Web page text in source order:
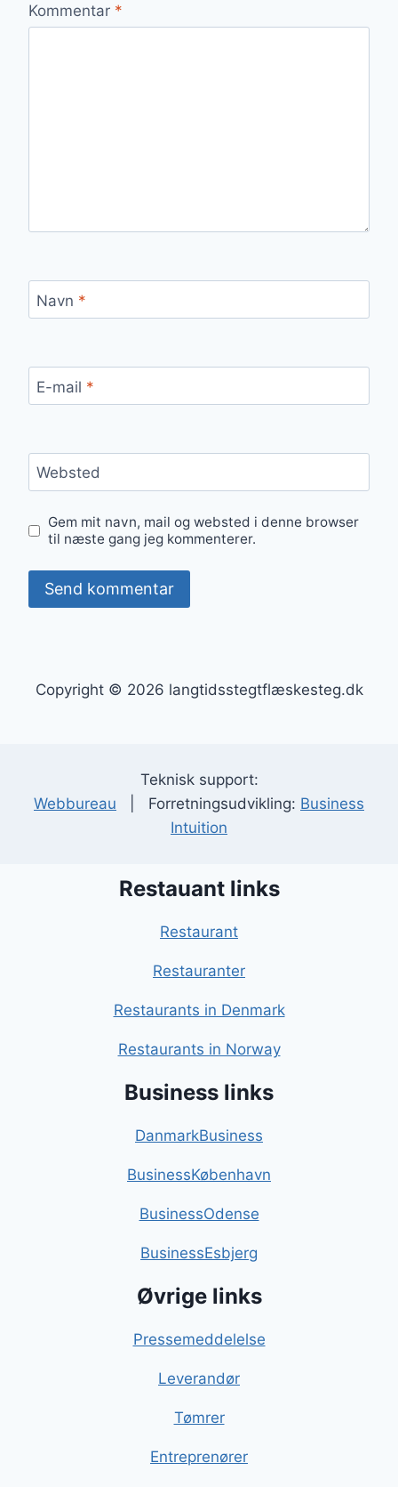
Kommentar *
Navn *
E-mail *
Websted
Gem mit navn, mail og websted i denne browser
til næste gang jeg kommenterer.
Copyright © 2026 langtidsstegtflæskesteg.dk
Teknisk support:
Webbureau | Forretningsudvikling: Business
Intuition
Restauant links
Restaurant
Restauranter
Restaurants in Denmark
Restaurants in Norway
Business links
DanmarkBusiness
BusinessKøbenhavn
BusinessOdense
BusinessEsbjerg
Øvrige links
Pressemeddelelse
Leverandør
Tømrer
Entreprenører